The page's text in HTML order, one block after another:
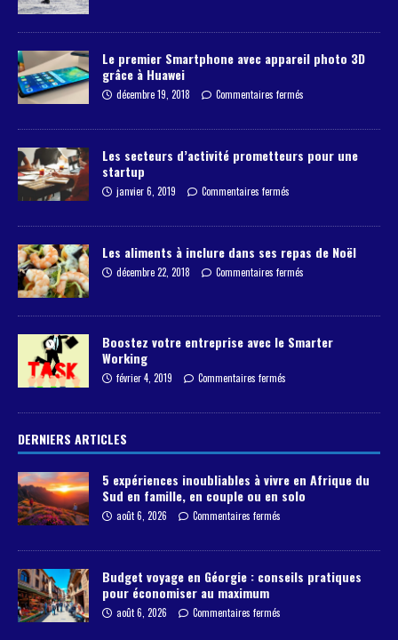
Le premier Smartphone avec appareil photo 3D
grâce à Huawei
décembre 19, 2018 Commentaires fermés
Les secteurs d’activité prometteurs pour une
startup
janvier 6, 2019 Commentaires fermés
Les aliments à inclure dans ses repas de Noël
décembre 22, 2018 Commentaires fermés
Boostez votre entreprise avec le Smarter
Working
février 4, 2019 Commentaires fermés
DERNIERS ARTICLES
5 expériences inoubliables à vivre en Afrique du
Sud en famille, en couple ou en solo
août 6, 2026 Commentaires fermés
Budget voyage en Géorgie : conseils pratiques
pour économiser au maximum
août 6, 2026 Commentaires fermés